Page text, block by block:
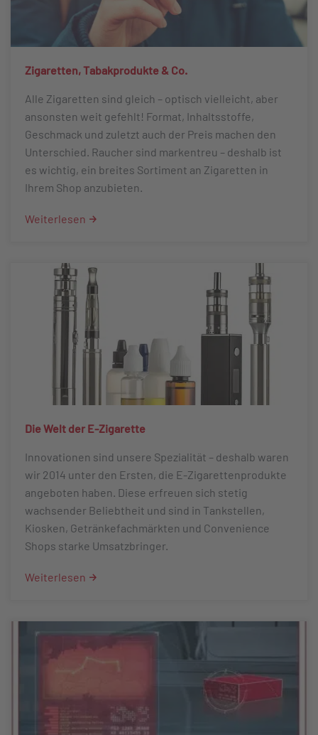
Zigaretten, Tabakprodukte & Co.
Alle Zigaretten sind gleich – optisch vielleicht, aber
ansonsten weit gefehlt! Format, Inhaltsstoffe,
Geschmack und zuletzt auch der Preis machen den
Unterschied. Raucher sind markentreu – deshalb ist
es wichtig, ein breites Sortiment an Zigaretten in
Ihrem Shop anzubieten.
Weiterlesen
Die Welt der E-Zigarette
Innovationen sind unsere Spezialität – deshalb waren
wir 2014 unter den Ersten, die E-Zigarettenprodukte
angeboten haben. Diese erfreuen sich stetig
wachsender Beliebtheit und sind in Tankstellen,
Kiosken, Getränkefachmärkten und Convenience
Shops starke Umsatzbringer.
Weiterlesen